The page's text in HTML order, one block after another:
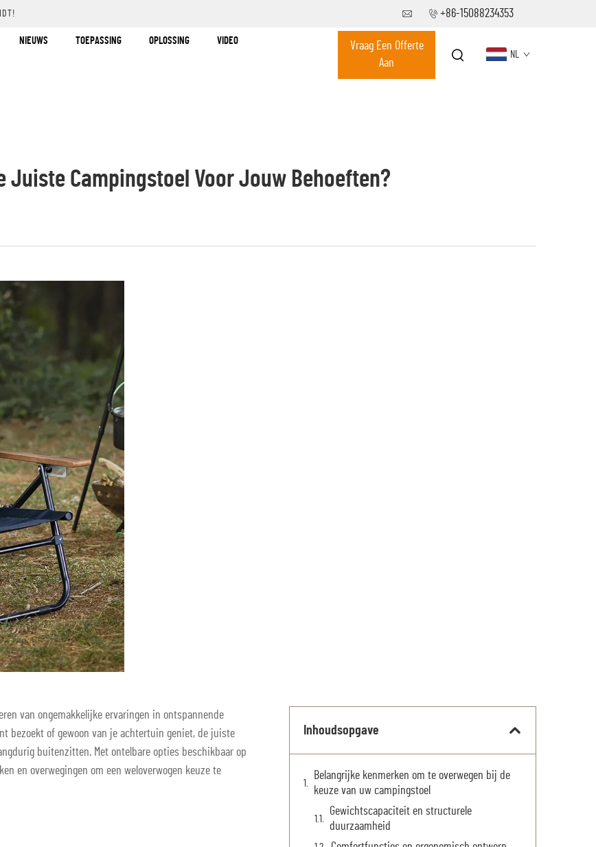
+86-15088234353
NIEUWS TOEPASSING OPLOSSING VIDEO
Vraag Een Offerte
Aan
NL
Juiste Campingstoel Voor Jouw Behoeften?
van ongemakkelijke ervaringen in ontspannende
bezoekt of gewoon van je achtertuin geniet, de juiste
buitenzitten. Met ontelbare opties beschikbaar op
en overwegingen om een weloverwogen keuze te
Inhoudsopgave
Belangrijke kenmerken om te overwegen bij de
keuze van uw campingstoel
Gewichtscapaciteit en structurele
duurzaamheid